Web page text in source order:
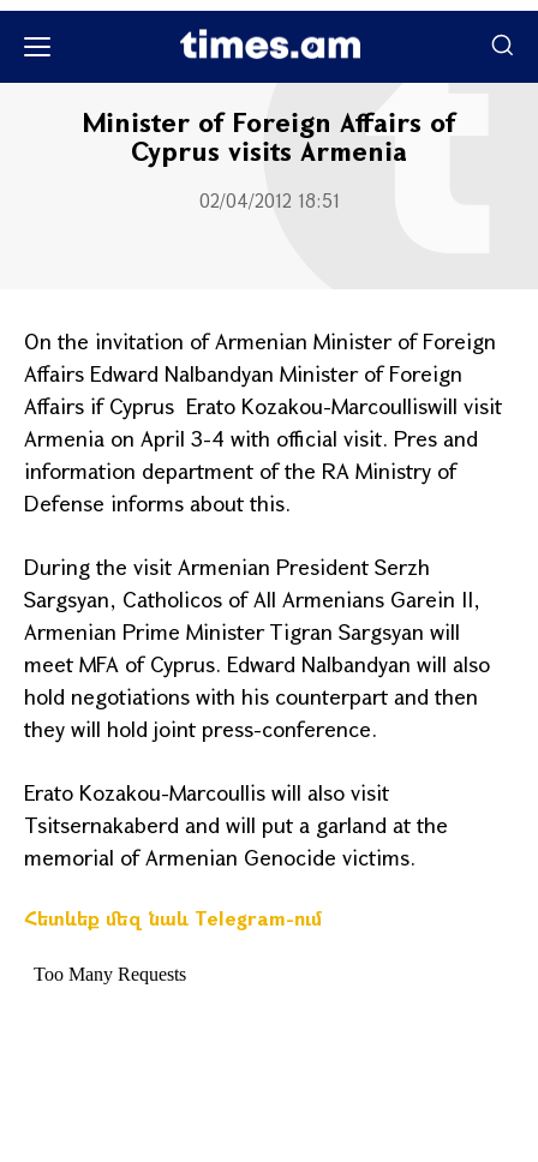
Minister of Foreign Affairs of
Cyprus visits Armenia
02/04/2012 18:51
On the invitation of Armenian Minister of Foreign
Affairs Edward Nalbandyan Minister of Foreign
Affairs if Cyprus Erato Kozakou-Marcoulliswill visit
Armenia on April 3-4 with official visit. Pres and
information department of the RA Ministry of
Defense informs about this.
During the visit Armenian President Serzh
Sargsyan, Catholicos of All Armenians Garein II,
Armenian Prime Minister Tigran Sargsyan will
meet MFA of Cyprus. Edward Nalbandyan will also
hold negotiations with his counterpart and then
they will hold joint press-conference.
Erato Kozakou-Marcoullis will also visit
Tsitsernakaberd and will put a garland at the
memorial of Armenian Genocide victims.
Հետևեք մեզ նաև Telegram-ում